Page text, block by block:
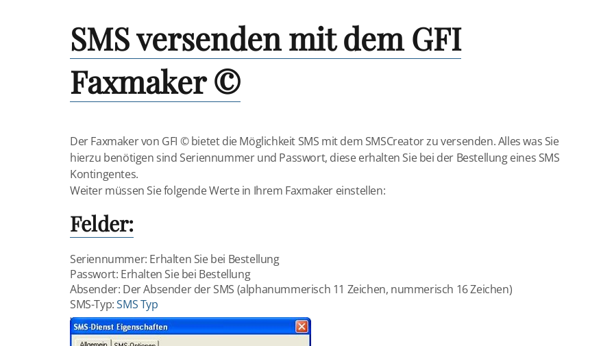
SMS versenden mit dem GFI
Faxmaker ©
Der Faxmaker von GFI © bietet die Möglichkeit SMS mit dem SMSCreator zu versenden. Alles was Sie
hierzu benötigen sind Seriennummer und Passwort, diese erhalten Sie bei der Bestellung eines SMS
Kontingentes.
Weiter müssen Sie folgende Werte in Ihrem Faxmaker einstellen:
Felder:
Seriennummer: Erhalten Sie bei Bestellung
Passwort: Erhalten Sie bei Bestellung
Absender: Der Absender der SMS (alphanummerisch 11 Zeichen, nummerisch 16 Zeichen)
SMS-Typ: SMS Typ